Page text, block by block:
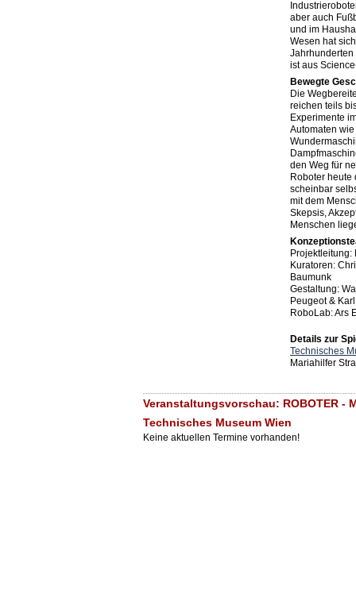
aber auch
und im
Wesen hat
ist aus
Bewegte
Die
reichen teils
Experimente
Automaten
den Weg für
Roboter heute
scheinbar
mit dem
Skepsis,
Menschen
Projektleitung:
Kuratoren:
Baumunk
Gestaltung:
Peugeot &
RoboLab: Ars
Details zur
Technisches
Mariahilfer
Veranstaltungsvorschau: ROBOTER -
Technisches Museum Wien
Keine aktuellen Termine vorhanden!